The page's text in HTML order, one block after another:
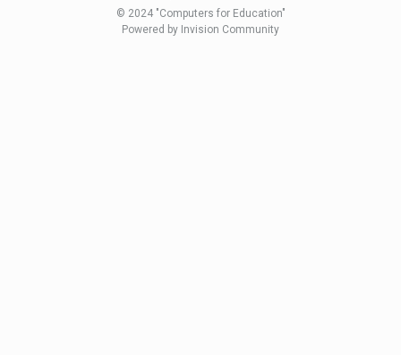
© 2024 "Computers for Education"
Powered by Invision Community